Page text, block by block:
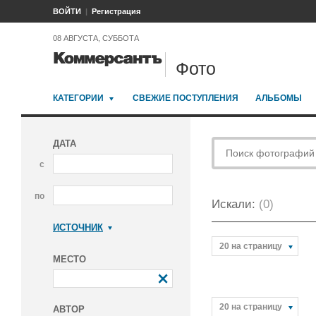
ВОЙТИ Регистрация
08 АВГУСТА, СУББОТА
Фото
КАТЕГОРИИ СВЕЖИЕ ПОСТУПЛЕНИЯ АЛЬБОМЫ
ДАТА
с
по
ИСТОЧНИК
МЕСТО
АВТОР
Искали: (0)
20 на страницу
20 на страницу